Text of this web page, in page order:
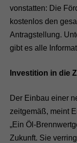
vonstatten: Die
kostenlos den
Antragstellung.
gibt es alle
Investition in die
Der Einbau einer
zeitgemäß, meint
„Ein Öl-
Zukunft. Sie